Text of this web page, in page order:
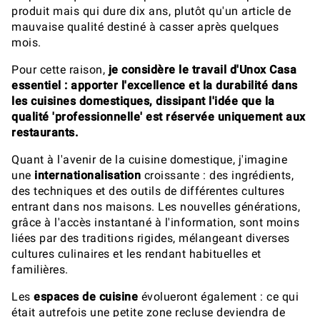
produit mais qui dure dix ans, plutôt qu'un article de
mauvaise qualité destiné à casser après quelques
mois.
Pour cette raison, je considère le travail d'Unox Casa
essentiel : apporter l'excellence et la durabilité dans
les cuisines domestiques, dissipant l'idée que la
qualité 'professionnelle' est réservée uniquement aux
restaurants.
Quant à l'avenir de la cuisine domestique, j'imagine
une internationalisation croissante : des ingrédients,
des techniques et des outils de différentes cultures
entrant dans nos maisons. Les nouvelles générations,
grâce à l'accès instantané à l'information, sont moins
liées par des traditions rigides, mélangeant diverses
cultures culinaires et les rendant habituelles et
familières.
Les espaces de cuisine évolueront également : ce qui
était autrefois une petite zone recluse deviendra de